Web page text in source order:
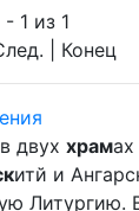
1 из 1
| Конец
двух храмах
итй и
Литургию.